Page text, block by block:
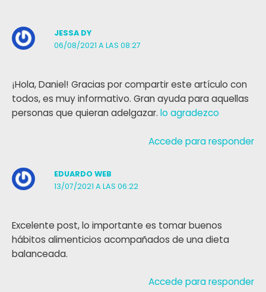
JESSA DY
06/08/2021 A LAS 08:27
¡Hola, Daniel! Gracias por compartir este artículo con
todos, es muy informativo. Gran ayuda para aquellas
personas que quieran adelgazar. lo agradezco
Accede para responder
EDUARDO WEB
13/07/2021 A LAS 06:22
Excelente post, lo importante es tomar buenos
hábitos alimenticios acompañados de una dieta
balanceada.
Accede para responder